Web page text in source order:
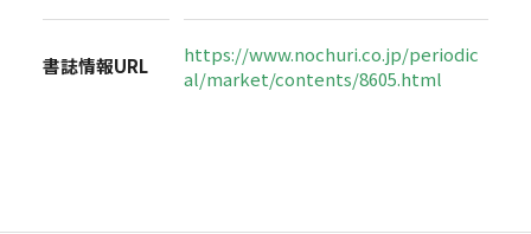
書誌情報URL
https://www.nochuri.co.jp/periodic
al/market/contents/8605.html